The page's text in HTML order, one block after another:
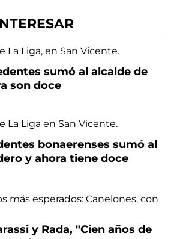
sumó al alcalde de
son doce
bonaerenses sumó al
y ahora tiene doce
y Rada, "Cien años de